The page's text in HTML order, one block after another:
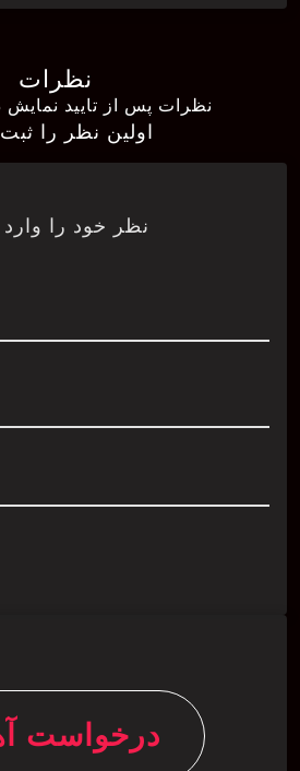
نظرات
نظرات پس از تایید
اولین نظر را
نظر خود را وارد
درخواست